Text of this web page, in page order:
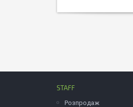
STAFF
Розпродаж